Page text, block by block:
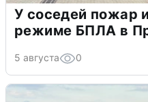
У соседей пожар
режиме БПЛА в
5 августа 0